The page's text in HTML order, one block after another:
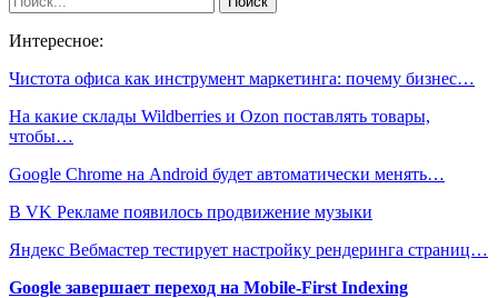
Интересное:
Чистота офиса как инструмент маркетинга: почему бизнес…
На какие склады Wildberries и Ozon поставлять товары,
чтобы…
Google Chrome на Android будет автоматически менять…
В VK Рекламе появилось продвижение музыки
Яндекс Вебмастер тестирует настройку рендеринга страниц…
Google завершает переход на Mobile-First Indexing